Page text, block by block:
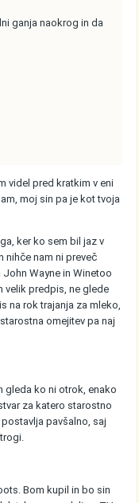
ganja naokrog in da
videl pred kratkim v eni
moj sin pa je kot tvoja
ker ko sem bil jaz v
nihče nam ni preveč
Wayne in Winetoo
velik predpis, ne glede
na rok trajanja za mleko,
omejitev pa naj
gleda ko ni otrok, enako
za katero starostno
pavšalno, saj
Bom kupil in bo sin